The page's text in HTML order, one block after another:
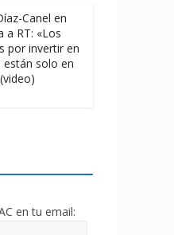
Canel en
a RT: «Los
por invertir en
están solo en
en tu email: